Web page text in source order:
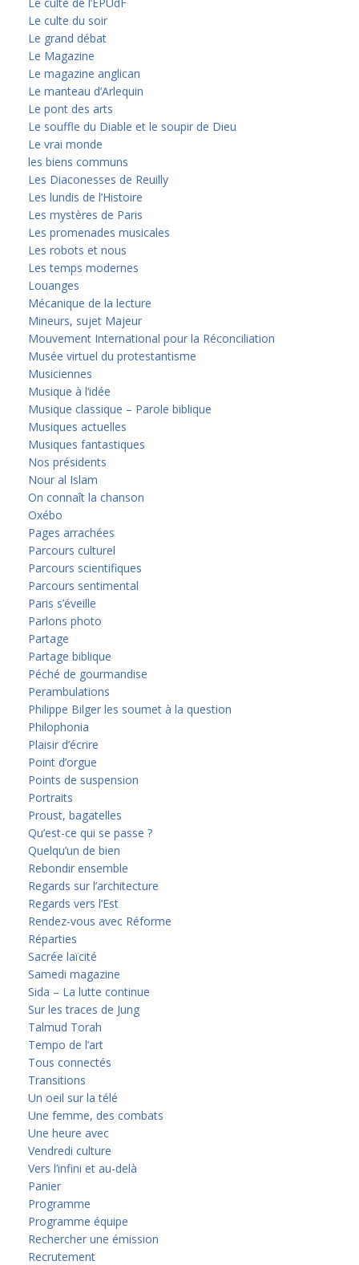
Le culte du soir
Le grand débat
Le Magazine
Le magazine anglican
Le manteau d’Arlequin
Le pont des arts
Le souffle du Diable et le soupir de Dieu
Le vrai monde
les biens communs
Les Diaconesses de Reuilly
Les lundis de l’Histoire
Les mystères de Paris
Les promenades musicales
Les robots et nous
Les temps modernes
Louanges
Mécanique de la lecture
Mineurs, sujet Majeur
Mouvement International pour la Réconciliation
Musée virtuel du protestantisme
Musiciennes
Musique à l’idée
Musique classique – Parole biblique
Musiques actuelles
Musiques fantastiques
Nos présidents
Nour al Islam
On connaît la chanson
Oxébo
Pages arrachées
Parcours culturel
Parcours scientifiques
Parcours sentimental
Paris s’éveille
Parlons photo
Partage
Partage biblique
Péché de gourmandise
Perambulations
Philippe Bilger les soumet à la question
Philophonia
Plaisir d’écrire
Point d’orgue
Points de suspension
Portraits
Proust, bagatelles
Qu’est-ce qui se passe ?
Quelqu’un de bien
Rebondir ensemble
Regards sur l’architecture
Regards vers l’Est
Rendez-vous avec Réforme
Réparties
Sacrée laïcité
Samedi magazine
Sida – La lutte continue
Sur les traces de Jung
Talmud Torah
Tempo de l’art
Tous connectés
Transitions
Un oeil sur la télé
Une femme, des combats
Une heure avec
Vendredi culture
Vers l’infini et au-delà
Panier
Programme
Programme équipe
Rechercher une émission
Recrutement